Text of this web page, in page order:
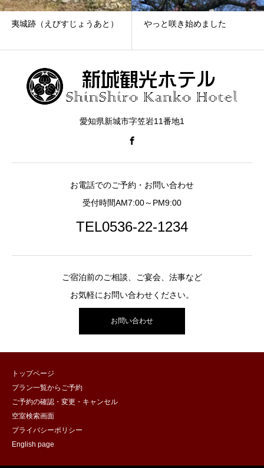
夷城跡（えびすじょうあと） やっと咲き始めました
愛知県新城市字笠岩11番地1
お電話でのご予約・お問い合わせ
受付時間AM7:00～PM9:00
TEL0536-22-1234
ご宿泊前のご相談、ご宴会、法事など
お気軽にお問い合わせください。
お問い合わせ
トップページ
プラン一覧からご予約
ご予約の確認・変更・キャンセル
空室検索画面
プライバシーポリシー
English page